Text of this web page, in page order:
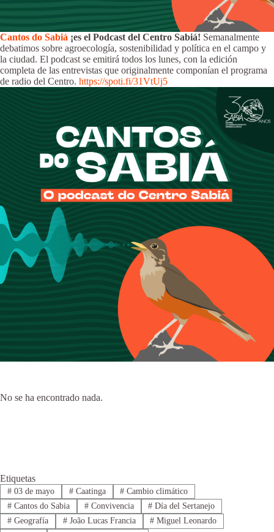
Cantos do Sabiá ¡es el Podcast del Centro Sabiá! Semanalmente
debatimos sobre agroecología, sostenibilidad y política en el campo y
la ciudad. El podcast se emitirá todos los lunes, con la edición
completa de las entrevistas que originalmente componían el programa
de radio del Centro. https://spoti.fi/31VtUj5
No se ha encontrado nada.
Etiquetas
#03 de mayo #Caatinga # Cambio climático
#Cantos do Sabia #Convivencia # Día del Sertanejo
#Geografía #João Lucas Francia # Miguel Leonardo